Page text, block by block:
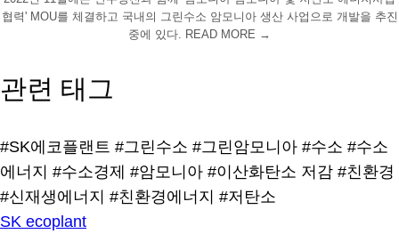
협력' MOU를 체결하고 국내의 그린수소 암모니아 생산 사업으로 개발을 추진
중에 있다. READ MORE →
관련 태그
#SK에코플랜트 #그린수소 #그린암모니아 #수소 #수소
에너지 #수소경제 #암모니아 #이산화탄소 저감 #친환경
#신재생에너지 #친환경에너지 #저탄소
SK ecoplant